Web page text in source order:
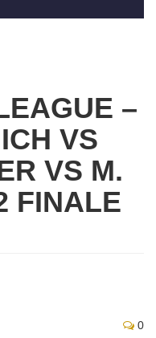
–
VS
VS M.
FINALE
0